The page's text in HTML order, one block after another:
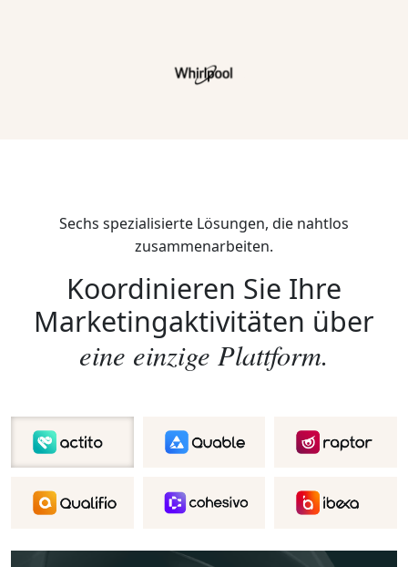
Sechs spezialisierte Lösungen, die nahtlos
zusammenarbeiten.
Koordinieren Sie Ihre
Marketingaktivitäten über
eine einzige Plattform.